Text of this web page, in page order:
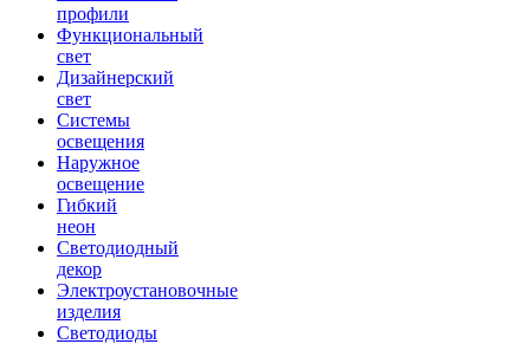
профили
Функциональный
свет
Дизайнерский
свет
Системы
освещения
Наружное
освещение
Гибкий
неон
Светодиодный
декор
Электроустановочные
изделия
Светодиоды